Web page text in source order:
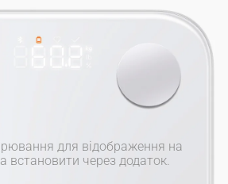
для відображення на
встановити через додаток.